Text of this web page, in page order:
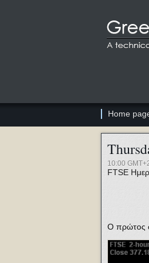
Home
10:00
FTSE
Ο πρώτος